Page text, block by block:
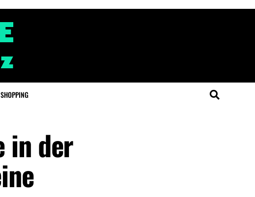
SHOPPING
in der